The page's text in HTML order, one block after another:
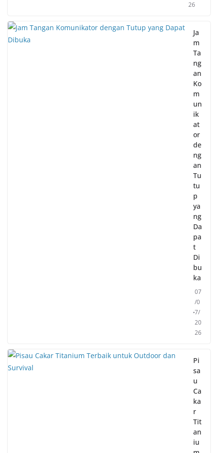
26
Ja
m
Ta
ng
an
Ko
m
un
ik
at
or
de
ng
an
Tu
tu
p
ya
ng
Da
pa
t
Di
bu
ka
07
/0
7/
20
26
Pi
sa
u
Ca
ka
r
Tit
an
iu